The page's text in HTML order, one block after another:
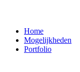
Home
Mogelijkheden
Portfolio